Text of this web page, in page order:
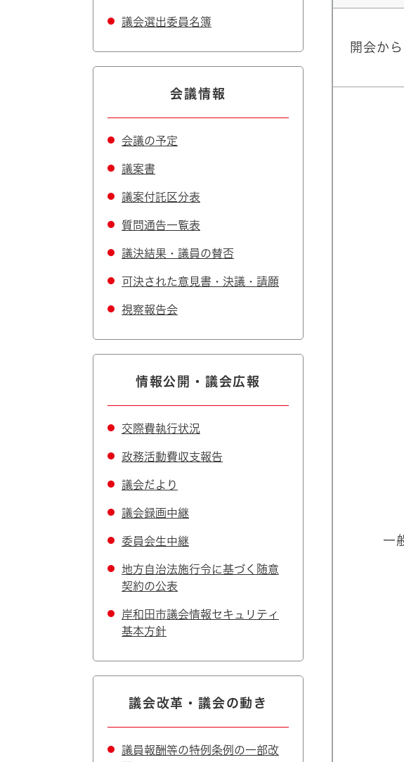
開会か
一
議会選出委員名簿
会議情報
会議の予定
議案書
議案付託区分表
質問通告一覧表
議決結果・議員の賛否
可決された意見書・決議・請願
視察報告会
情報公開・議会広報
交際費執行状況
政務活動費収支報告
議会だより
議会録画中継
委員会生中継
地方自治法施行令に基づく随意
契約の公表
岸和田市議会情報セキュリティ
基本方針
議会改革・議会の動き
議員報酬等の特例条例の一部改